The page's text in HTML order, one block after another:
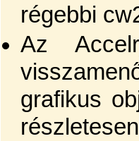
régebbi
Az
grafikus